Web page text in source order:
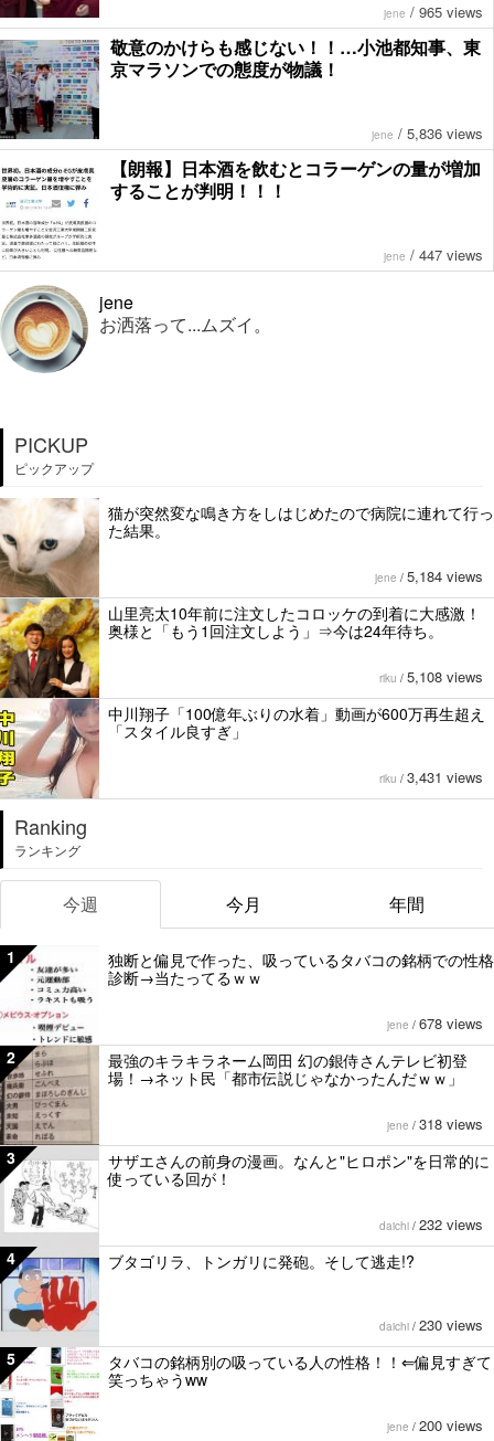
jene / 965 views
敬意のかけらも感じない！！…小池都知事、東
京マラソンでの態度が物議！
jene / 5,836 views
【朗報】日本酒を飲むとコラーゲンの量が増加
することが判明！！！
jene / 447 views
jene
お洒落って...ムズイ。
PICKUP
ピックアップ
猫が突然変な鳴き方をしはじめたので病院に連れて行っ
た結果。
jene / 5,184 views
山里亮太10年前に注文したコロッケの到着に大感激！
奥様と「もう1回注文しよう」⇒今は24年待ち。
riku / 5,108 views
中川翔子「100億年ぶりの水着」動画が600万再生超え
「スタイル良すぎ」
riku / 3,431 views
Ranking
ランキング
今週 今月 年間
1
独断と偏見で作った、吸っているタバコの銘柄での性格
診断→当たってるｗｗ
jene / 678 views
2
最強のキラキラネーム岡田 幻の銀侍さんテレビ初登
場！→ネット民「都市伝説じゃなかったんだｗｗ」
jene / 318 views
3
サザエさんの前身の漫画。なんと"ヒロポン"を日常的に
使っている回が！
daichi / 232 views
4 ブタゴリラ、トンガリに発砲。そして逃走!?
daichi / 230 views
5
タバコの銘柄別の吸っている人の性格！！⇐偏見すぎて
笑っちゃうww
jene / 200 views